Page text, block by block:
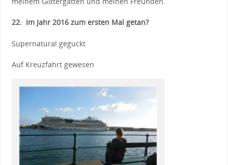
22. Im Jahr 2016 zum ersten Mal getan?
Supernatural geguckt
Auf Kreuzfahrt gewesen